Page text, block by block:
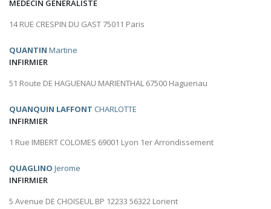
MÉDECIN GÉNÉRALISTE
14 RUE CRESPIN DU GAST 75011 Paris
QUANTIN Martine
INFIRMIER
51 Route DE HAGUENAU MARIENTHAL 67500 Haguenau
QUANQUIN LAFFONT CHARLOTTE
INFIRMIER
1 Rue IMBERT COLOMES 69001 Lyon 1er Arrondissement
QUAGLINO Jerome
INFIRMIER
5 Avenue DE CHOISEUL BP 12233 56322 Lorient